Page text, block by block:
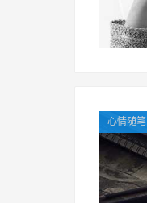
心情随笔